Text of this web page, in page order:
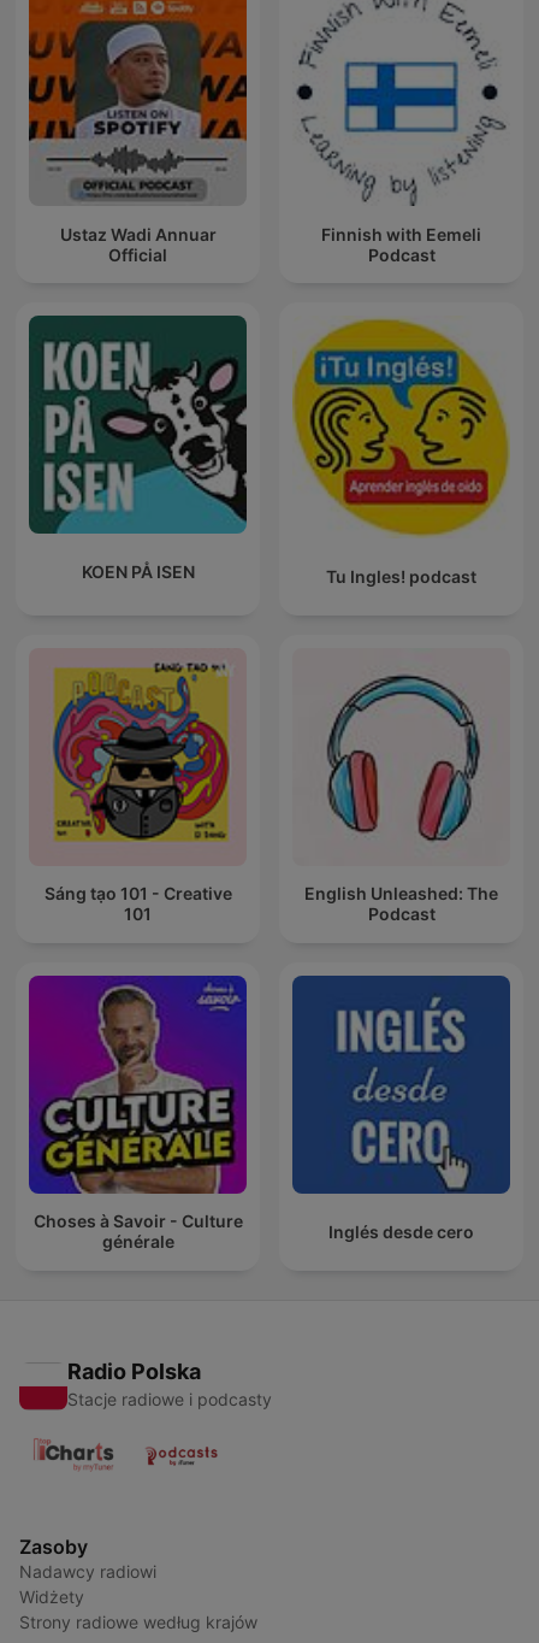
Ustaz Wadi Annuar
Official
Finnish with Eemeli
Podcast
KOEN PÅ ISEN Tu Ingles! podcast
Sáng tạo 101 - Creative
101
English Unleashed: The
Podcast
Choses à Savoir - Culture
générale
Inglés desde cero
Radio Polska
Stacje radiowe i podcasty
Zasoby
Nadawcy radiowi
Widżety
Strony radiowe według krajów